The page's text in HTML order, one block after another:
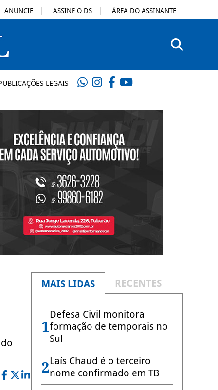
ANUNCIE ASSINE O DS ÁREA DO ASSINANTE
LEGAIS
MAIS LIDAS RECENTES
1
Defesa Civil monitora
formação de temporais no
Sul
2Laís Chaud é o terceiro
nome confirmado em TB